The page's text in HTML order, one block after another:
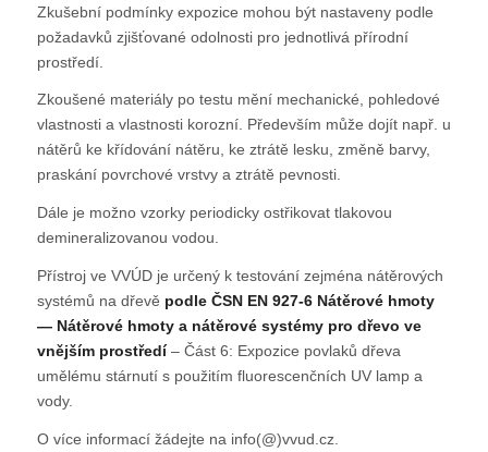
Zkušební podmínky expozice mohou být nastaveny podle
požadavků zjišťované odolnosti pro jednotlivá přírodní
prostředí.
Zkoušené materiály po testu mění mechanické, pohledové
vlastnosti a vlastnosti korozní. Především může dojít např. u
nátěrů ke křídování nátěru, ke ztrátě lesku, změně barvy,
praskání povrchové vrstvy a ztrátě pevnosti.
Dále je možno vzorky periodicky ostřikovat tlakovou
demineralizovanou vodou.
Přístroj ve VVÚD je určený k testování zejména nátěrových
systémů na dřevě podle ČSN EN 927-6 Nátěrové hmoty
— Nátěrové hmoty a nátěrové systémy pro dřevo ve
vnějším prostředí– Část 6: Expozice povlaků dřeva
umělému stárnutí s použitím fluorescenčních UV lamp a
vody.
O více informací žádejte na info(@)vvud.cz.